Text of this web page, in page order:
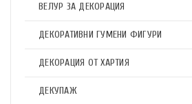
ВЕЛУР ЗА ДЕКОРАЦИЯ
ДЕКОРАТИВНИ ГУМЕНИ ФИГУРИ
ДЕКОРАЦИЯ ОТ ХАРТИЯ
ДЕКУПАЖ